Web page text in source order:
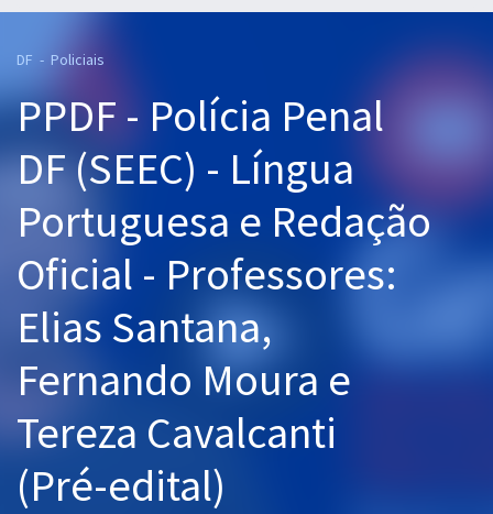
Cursos 20% OFF
Pós
Graduação
OAB
Mentorias
Questões grátis
Aprovados
DF - Policiais
PPDF - Polícia Penal
DF (SEEC) - Língua
Portuguesa e Redação
Oficial - Professores:
Elias Santana,
Fernando Moura e
Tereza Cavalcanti
(Pré-edital)